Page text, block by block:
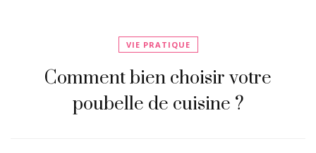
VIE PRATIQUE
Comment bien choisir votre
poubelle de cuisine ?